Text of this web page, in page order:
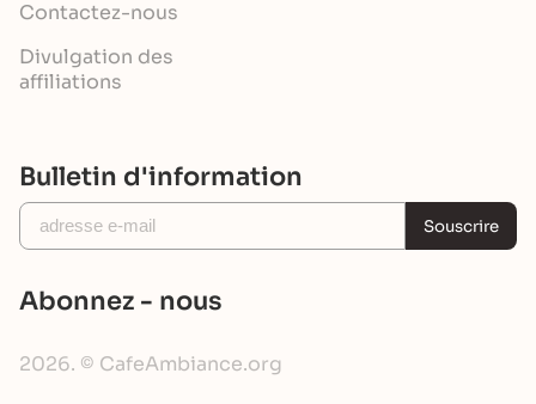
Bulletin d'information
Souscrire
Abonnez - nous
2026. © CafeAmbiance.org
Contactez-nous
Divulgation des
affiliations